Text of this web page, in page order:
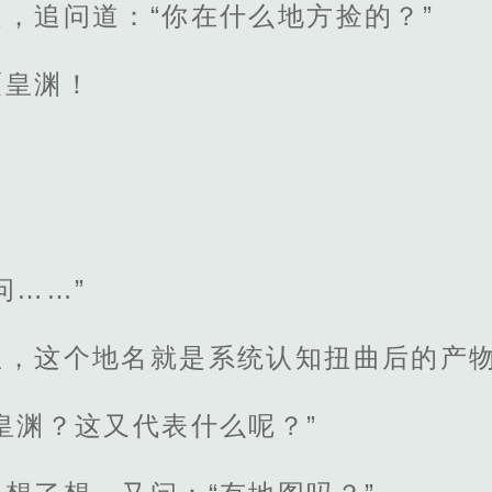
追问道：“你在什么地方捡的？”
渊！
……”
这个地名就是系统认知扭曲后的产
渊？这又代表什么呢？”